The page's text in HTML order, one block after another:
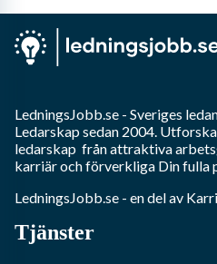
LedningsJobb.se - Sveriges
Ledarskapsedan 2004.
ledarskap från attraktiva
karriär och förverkliga Din fulla
LedningsJobb.se - en del av
Tjänster